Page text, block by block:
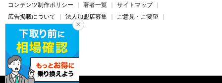
コンテンツ制作ポリシー
著者一覧
サイトマップ
広告掲載について
法人加盟店募集
ご意見・ご要望
ヘルプ・お問い合わせ
carview! Yahoo! JAPAN